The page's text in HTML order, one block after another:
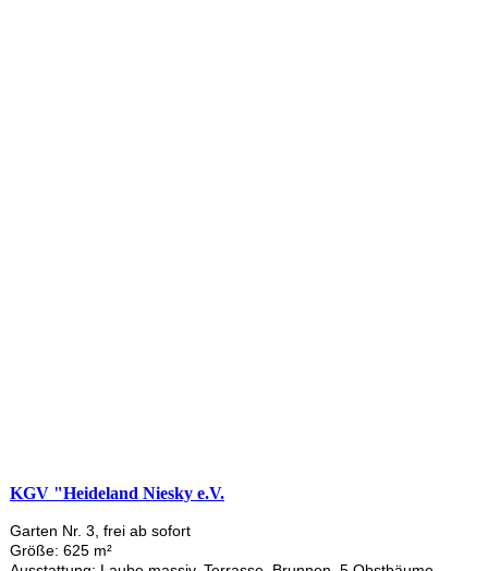
KGV "Heideland Niesky e.V.
Garten Nr. 3, frei ab sofort
Größe: 625 m²